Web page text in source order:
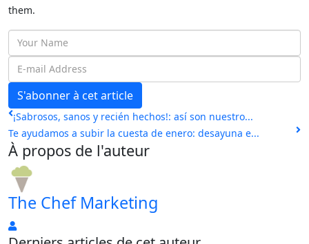
them.
Your
Name
mail
Address
S'abonner à cet article
¡Sabrosos, sanos y recién hechos!: así son nuestro...
Te ayudamos a subir la cuesta de enero: desayuna e...
À propos de l'auteur
The Chef Marketing
The
Chef